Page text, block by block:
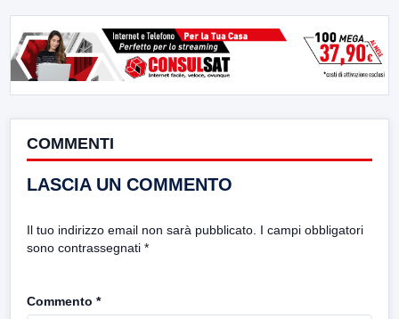
COMMENTI
LASCIA UN COMMENTO
Il tuo indirizzo email non sarà pubblicato. I campi obbligatori
sono contrassegnati *
Commento *